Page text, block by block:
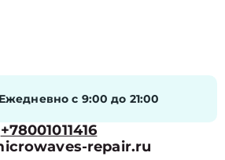
Ежедневно с 9:00 до 21:00
+78001011416
repair.ru